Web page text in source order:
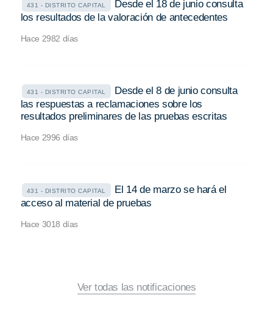
431 - DISTRITO CAPITAL
Desde el 18 de junio consulta
los resultados de la valoración de antecedentes
Hace 2982 días
431 - DISTRITO CAPITAL
Desde el 8 de junio consulta
las respuestas a reclamaciones sobre los
resultados preliminares de las pruebas escritas
Hace 2996 días
431 - DISTRITO CAPITAL
El 14 de marzo se hará el
acceso al material de pruebas
Hace 3018 días
Ver todas las notificaciones